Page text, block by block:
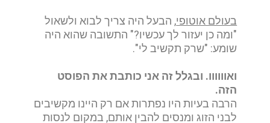
בעולם אוטופי, הבעל היה צריך לבוא ולשאול
"ומה כן יעזור לך עכשיו?" התשובה שהוא היה
שומע: "שרק תקשיב לי".
ואוווווו. ובגלל זה אני כותבת את הפוסט
הזה.
הרבה בעיות היו נפתרות אם רק היינו מקשיבים
לבני הזוג ומנסים להבין אותם, במקום לנסות